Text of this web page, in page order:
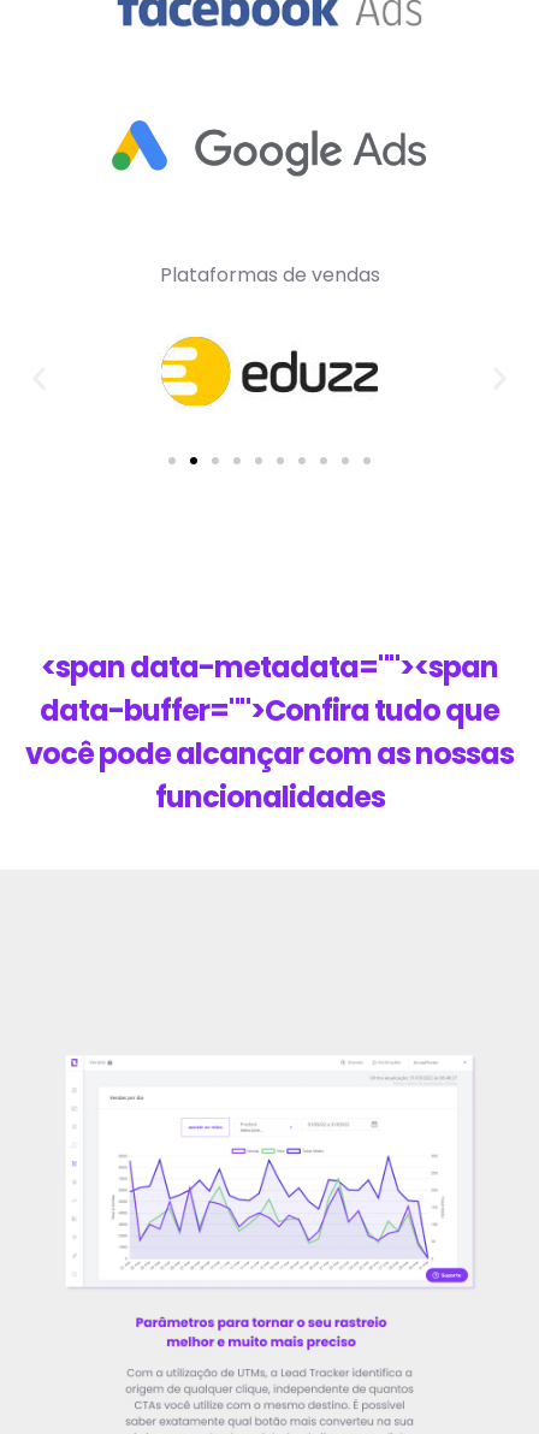
Plataformas de vendas
<span data-metadata=""><span
data-buffer="">Confira tudo que
você pode alcançar com as nossas
funcionalidades